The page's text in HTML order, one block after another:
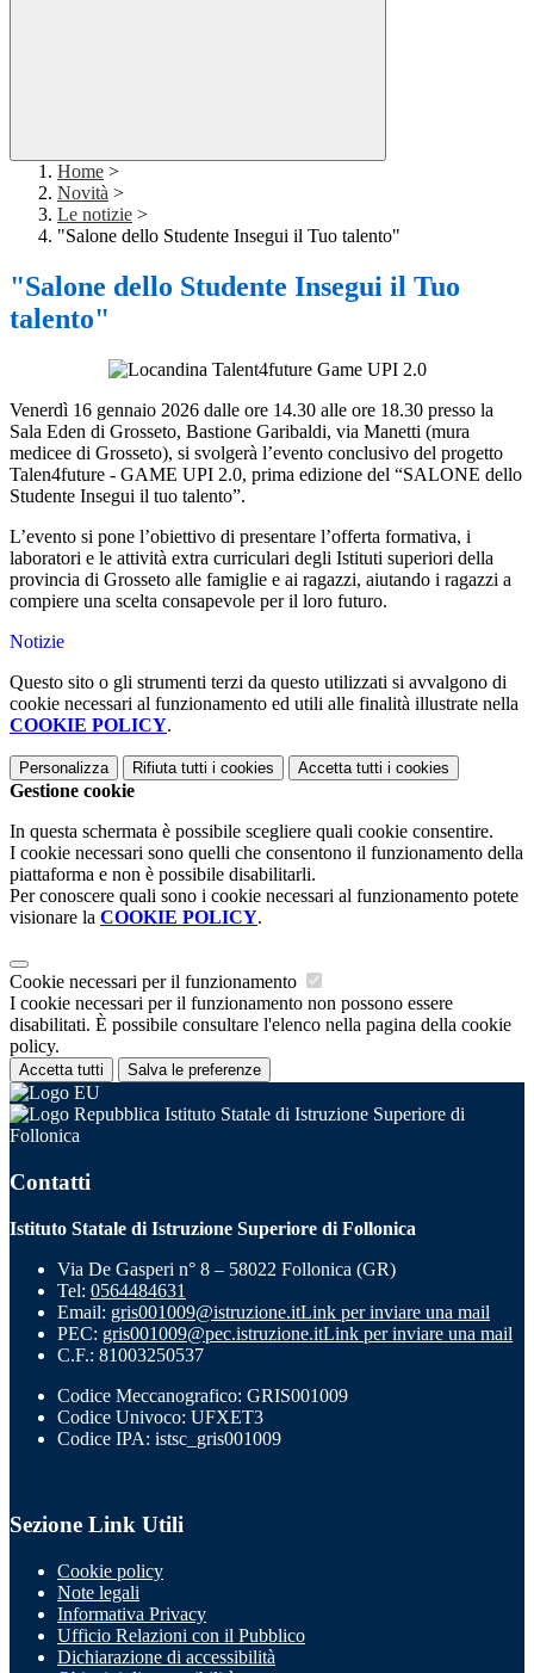
Home >
Novità >
Le notizie >
"Salone dello Studente Insegui il Tuo talento"
"Salone dello Studente Insegui il Tuo
talento"
Venerdì 16 gennaio 2026 dalle ore 14.30 alle ore 18.30 presso la
Sala Eden di Grosseto, Bastione Garibaldi, via Manetti (mura
medicee di Grosseto), si svolgerà l’evento conclusivo del progetto
Talen4future - GAME UPI 2.0, prima edizione del “SALONE dello
Studente Insegui il tuo talento”.
L’evento si pone l’obiettivo di presentare l’offerta formativa, i
laboratori e le attività extra curriculari degli Istituti superiori della
provincia di Grosseto alle famiglie e ai ragazzi, aiutando i ragazzi a
compiere una scelta consapevole per il loro futuro.
Notizie
Questo sito o gli strumenti terzi da questo utilizzati si avvalgono di
cookie necessari al funzionamento ed utili alle finalità illustrate nella
COOKIE POLICY.
Personalizza Rifiuta tutti i cookies Accetta tutti i cookies
Gestione cookie
In questa schermata è possibile scegliere quali cookie consentire.
I cookie necessari sono quelli che consentono il funzionamento della
piattaforma e non è possibile disabilitarli.
Per conoscere quali sono i cookie necessari al funzionamento potete
visionare la COOKIE POLICY.
Cookie necessari per il funzionamento
I cookie necessari per il funzionamento non possono essere
disabilitati. È possibile consultare l'elenco nella pagina della cookie
policy.
Accetta tutti Salva le preferenze
Istituto Statale di Istruzione Superiore di
Follonica
Contatti
Istituto Statale di Istruzione Superiore di Follonica
Via De Gasperi n° 8 – 58022 Follonica (GR)
Tel: 0564484631
Email: gris001009@istruzione.itLink per inviare una mail
PEC: gris001009@pec.istruzione.itLink per inviare una mail
C.F.: 81003250537
Codice Meccanografico: GRIS001009
Codice Univoco: UFXET3
Codice IPA: istsc_gris001009
Sezione Link Utili
Cookie policy
Note legali
Informativa Privacy
Ufficio Relazioni con il Pubblico
Dichiarazione di accessibilità